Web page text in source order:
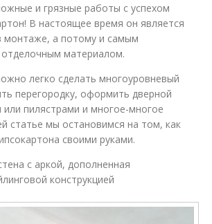
и грязные работы с успехом
В настоящее время он является
а потому и самым
материалом.
легко сделать многоуровневый
перегородку, оформить дверной
пилястрами и многое-многое
статье мы остановимся на том, как
своими руками.
с аркой, дополненная
конструкцией